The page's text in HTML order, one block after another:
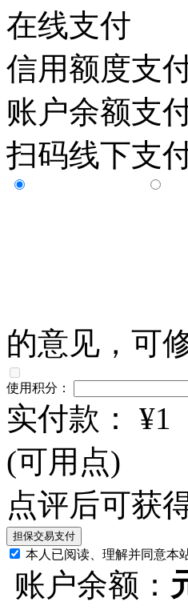
在线支付
信用额度支
账户余额支
扫码线下支
的意见，可
使用积分：
实付款：
¥1
(可用 点)
点评后可获
本人已阅读、理解并同意本
账户余额：